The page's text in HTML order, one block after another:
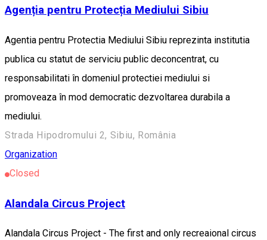
Agenția pentru Protecția Mediului Sibiu
Agentia pentru Protectia Mediului Sibiu reprezinta institutia
publica cu statut de serviciu public deconcentrat, cu
responsabilitati în domeniul protectiei mediului si
promoveaza în mod democratic dezvoltarea durabila a
mediului.
Strada Hipodromului 2, Sibiu, România
Organization
Closed
Alandala Circus Project
Alandala Circus Project - The first and only recreaional circus